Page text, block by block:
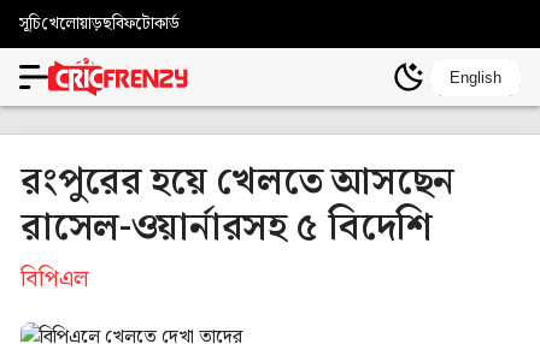
সূচিখেলোয়াড়ছবিফটোকার্ড
English
রংপুরের হয়ে খেলতে আসছেন
রাসেল-ওয়ার্নারসহ ৫ বিদেশি
বিপিএল